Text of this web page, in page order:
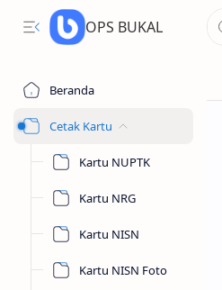
OPS BUKAL
Beranda
Cetak Kartu
Kartu NUPTK
Kartu NRG
Kartu NISN
Kartu NISN Foto